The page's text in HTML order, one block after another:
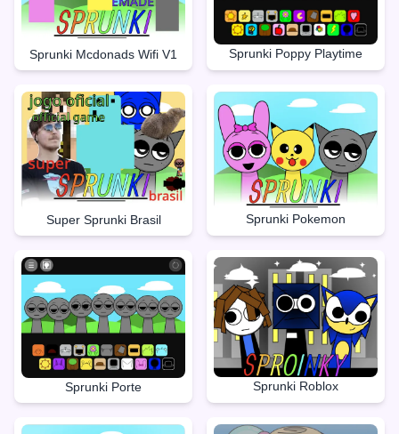
Sprunki Mcdonads Wifi V1 Sprunki Poppy Playtime
Super Sprunki Brasil Sprunki Pokemon
Sprunki Porte Sprunki Roblox